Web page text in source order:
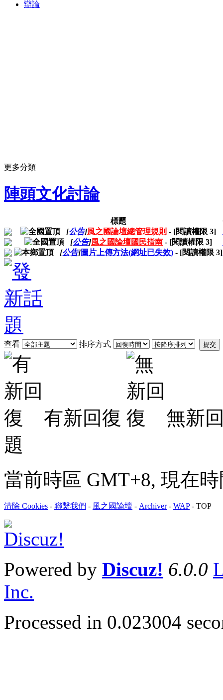
辯論
更多分類
陣頭文化討論
標題
[公告]風之國論壇總管理規則 - [閱讀權限 3]
[公告]風之國論壇國民指南 - [閱讀權限 3]
[公告]圖片上傳方法(網址已失效) - [閱讀權限 3]
查看 排序方式 提交
有新回復
無新
題
當前時區 GMT+8, 現在
清除 Cookies - 聯繫我們 - 風之國論壇 - Archiver- WAP- TOP
Powered by Discuz! 6.0.0
Inc.
Processed in 0.023004